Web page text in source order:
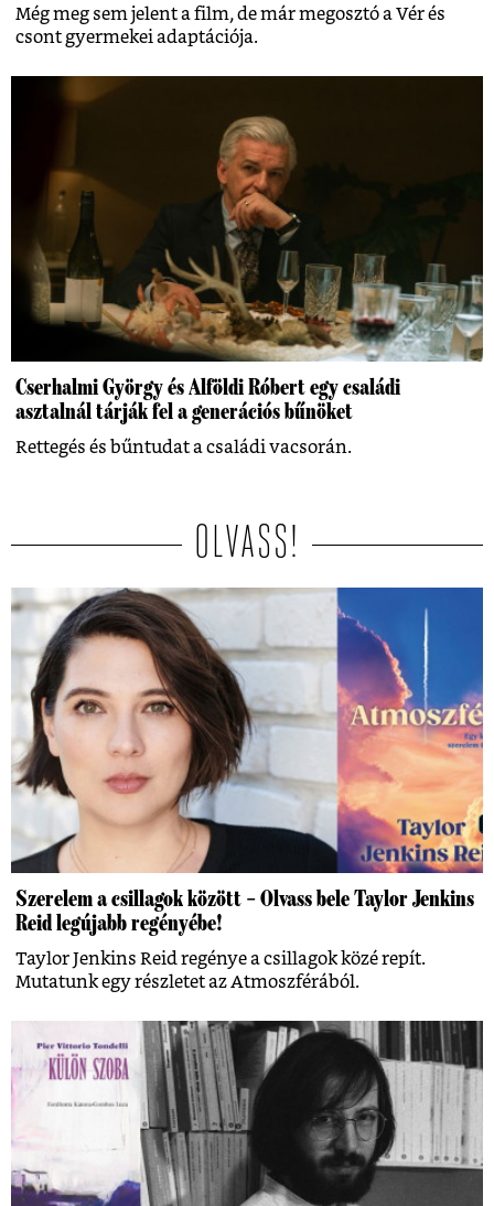
Még meg sem jelent a film, de már megosztó a Vér és
csont gyermekei adaptációja.
Cserhalmi György és Alföldi Róbert egy családi
asztalnál tárják fel a generációs bűnöket
Rettegés és bűntudat a családi vacsorán.
OLVASS!
Szerelem a csillagok között – Olvass bele Taylor Jenkins
Reid legújabb regényébe!
Taylor Jenkins Reid regénye a csillagok közé repít.
Mutatunk egy részletet az Atmoszférából.